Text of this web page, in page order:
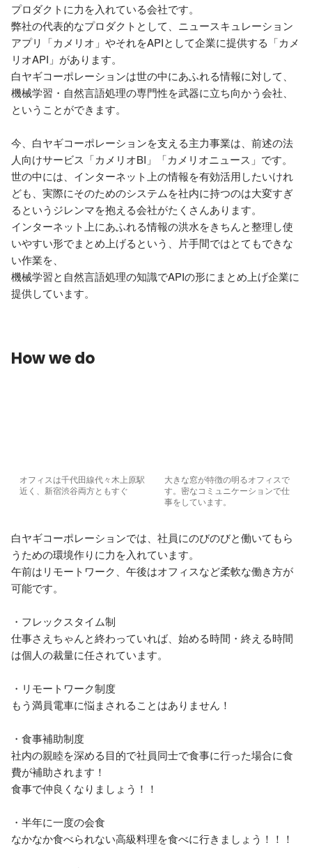
プロダクトに力を入れている会社です。
弊社の代表的なプロダクトとして、ニュースキュレーション
アプリ「カメリオ」やそれをAPIとして企業に提供する「カメ
リオAPI」があります。
白ヤギコーポレーションは世の中にあふれる情報に対して、
機械学習・自然言語処理の専門性を武器に立ち向かう会社、
ということができます。
今、白ヤギコーポレーションを支える主力事業は、前述の法
人向けサービス「カメリオBI」「カメリオニュース」です。
世の中には、インターネット上の情報を有効活用したいけれ
ども、実際にそのためのシステムを社内に持つのは大変すぎ
るというジレンマを抱える会社がたくさんあります。
インターネット上にあふれる情報の洪水をきちんと整理し使
いやすい形でまとめ上げるという、片手間ではとてもできな
い作業を、
機械学習と自然言語処理の知識でAPIの形にまとめ上げ企業に
提供しています。
How we do
オフィスは千代田線代々木上原駅
近く、新宿渋谷両方ともすぐ
大きな窓が特徴の明るオフィスで
す。密なコミュニケーションで仕
事をしています。
白ヤギコーポレーションでは、社員にのびのびと働いてもら
うための環境作りに力を入れています。
午前はリモートワーク、午後はオフィスなど柔軟な働き方が
可能です。
・フレックスタイム制
仕事さえちゃんと終わっていれば、始める時間・終える時間
は個人の裁量に任されています。
・リモートワーク制度
もう満員電車に悩まされることはありません！
・食事補助制度
社内の親睦を深める目的で社員同士で食事に行った場合に食
費が補助されます！
食事で仲良くなりましょう！！
・半年に一度の会食
なかなか食べられない高級料理を食べに行きましょう！！！